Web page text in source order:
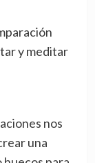
y meditar
nos
una